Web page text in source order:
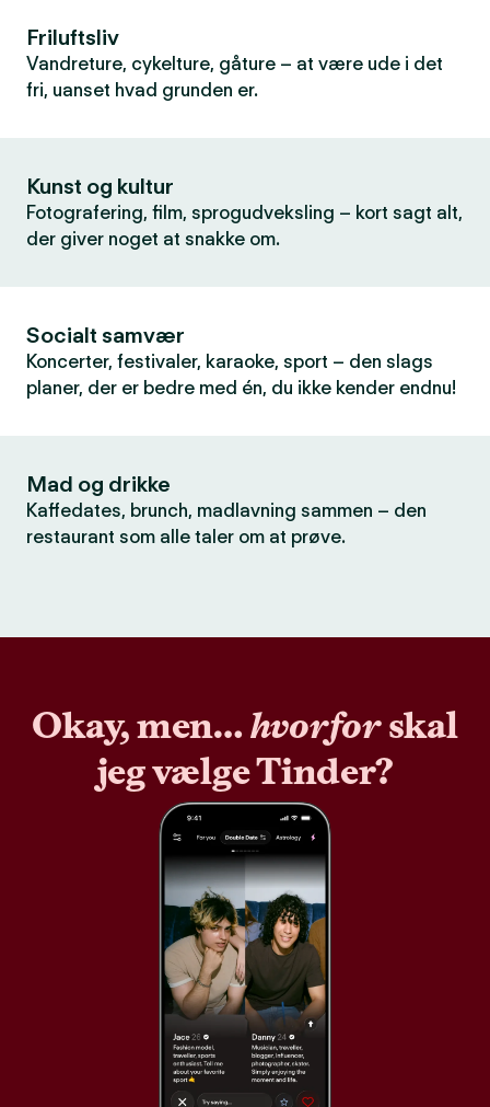
Friluftsliv
Vandreture, cykelture, gåture – at være ude i det
fri, uanset hvad grunden er.
Kunst og kultur
Fotografering, film, sprogudveksling – kort sagt alt,
der giver noget at snakke om.
Socialt samvær
Koncerter, festivaler, karaoke, sport – den slags
planer, der er bedre med én, du ikke kender endnu!
Mad og drikke
Kaffedates, brunch, madlavning sammen – den
restaurant som alle taler om at prøve.
Okay, men…hvorforskal
jeg vælge Tinder?